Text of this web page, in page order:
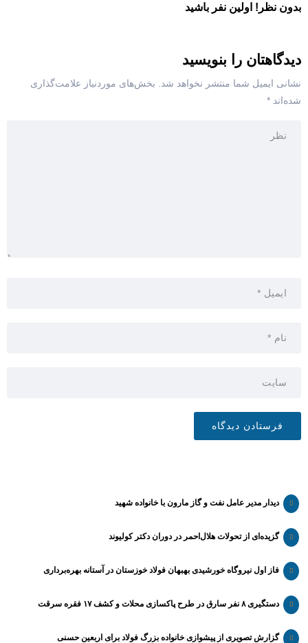
بدون نظر! اولین نفر باشید
دیدگاهتان را بنویسید
نشانی ایمیل شما منتشر نخواهد شد.
بخش‌های موردنیاز علامت‌گذاری
شده‌اند *
دیدار مدیر عامل نفت و گاز مارون با خانواده شهید
گزیده‌ای از تحولات هلال‌احمر در دوران دکتر کولیوند
فاز اول نیروگاه خورشیدی بهبهان فولاد خوزستان در آستانه بهره‌برداری
دستگیری ۸ نفر سارق در طرح پاکسازی محلات و کشف ۱۷ فقره سرقت
گزارش تصویری از پیشوازی خانواده بزرگ فولاد برای اربعین حسنی